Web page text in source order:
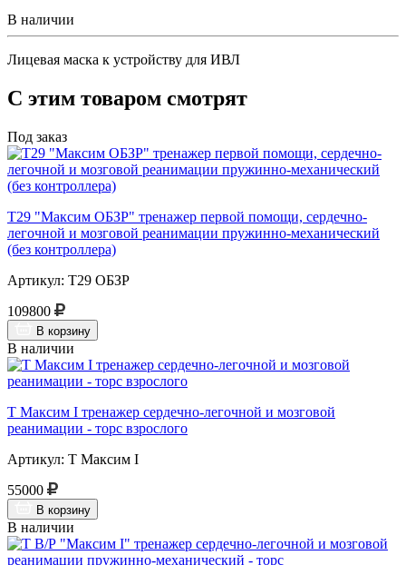
В наличии
Лицевая маска к устройству для ИВЛ
С этим товаром смотрят
Под заказ
Т29 "Максим ОБЗР" тренажер первой помощи, сердечно-
легочной и мозговой реанимации пружинно-механический
(без контроллера)
Артикул: Т29 ОБЗР
109800
В корзину
В наличии
Т Максим I тренажер сердечно-легочной и мозговой
реанимации - торс взрослого
Артикул: Т Максим I
55000
В корзину
В наличии